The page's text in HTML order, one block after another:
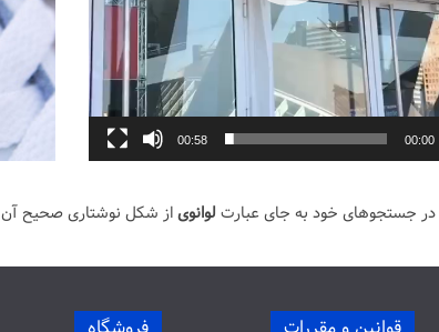
00:00
00:58
در جستجوهای خود به جای عبارت لوانویاز شکل نوشتاری صحیح آن